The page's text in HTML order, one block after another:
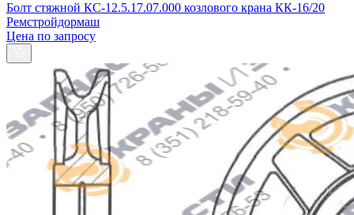
Болт стяжной КС-12.5.17.07.000 козлового крана КК-16/20
Ремстройдормаш
Цена по запросу